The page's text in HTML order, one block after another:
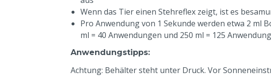
Wenn das Tier einen Stehreflex zeigt, ist es
Pro Anwendung von 1 Sekunde werden etwa 2 ml
ml = 40 Anwendungen und 250 ml = 125
Anwendungstipps:
Achtung: Behälter steht unter Druck. Vor